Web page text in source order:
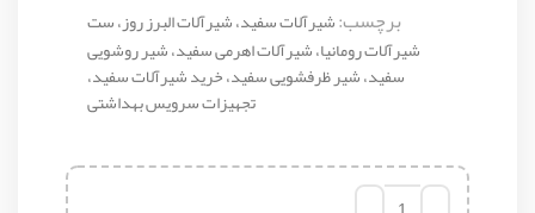
برچسب:شیرآلات سفید، شیرآلات البرز روز، ست
شیرآلات رومانیا، شیرآلات اهرمی سفید، شیر روشویی
سفید، شیر ظرفشویی سفید، خرید شیرآلات سفید،
تجهیزات سرویس بهداشتی